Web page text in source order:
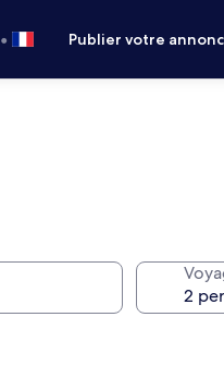
• Publier votre